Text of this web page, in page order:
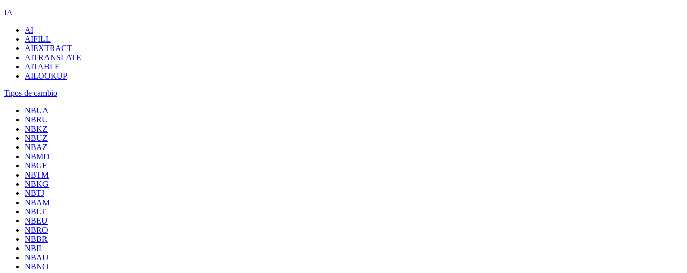
IA
AI
AIFILL
AIEXTRACT
AITRANSLATE
AITABLE
AILOOKUP
Tipos de cambio
NBUA
NBRU
NBKZ
NBUZ
NBAZ
NBMD
NBGE
NBTM
NBKG
NBTJ
NBAM
NBLT
NBEU
NBRO
NBBR
NBIL
NBAU
NBNO